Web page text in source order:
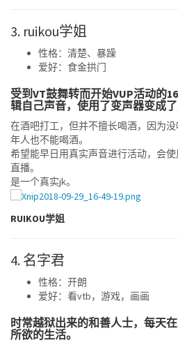
3. ruikou学姐
性格：清楚、暴躁
爱好：食金拱门
受到VT鼓舞转而开始VUP活动的
辑自己声音，使用了变声器变成了
在酒吧打工，但并不擅长喝酒，因为
年人也不能喝酒。
希望能早日用真实声音进行活动，会
直播。
是一个真实jk。
RUIKOU学姐
4. 名字君
性格：开朗
爱好：看vtb，游戏，画画
时常越狱出来的和善人士，每天
所欲的生活。